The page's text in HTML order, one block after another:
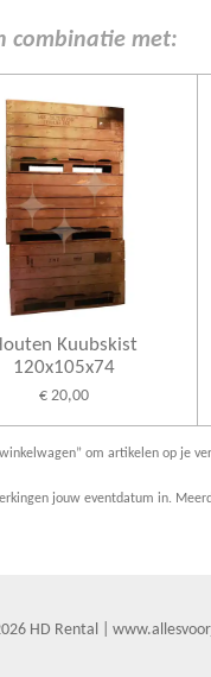
combinatie met:
Kuubskist
120x105x74
€ 20,00
om artikelen op je
jouw eventdatum in.
HD Rental |